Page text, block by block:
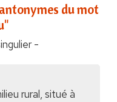
du mot
-
rural, situé à